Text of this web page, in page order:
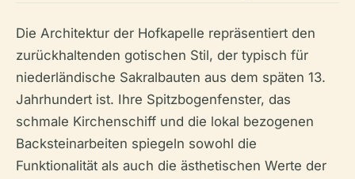
Die Architektur der Hofkapelle repräsentiert den
zurückhaltenden gotischen Stil, der typisch für
niederländische Sakralbauten aus dem späten 13.
Jahrhundert ist. Ihre Spitzbogenfenster, das
schmale Kirchenschiff und die lokal bezogenen
Backsteinarbeiten spiegeln sowohl die
Funktionalität als auch die ästhetischen Werte der